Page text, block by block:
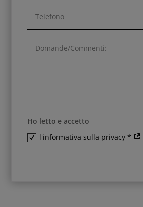
Ho letto e accetto
l'informativa sulla privacy *